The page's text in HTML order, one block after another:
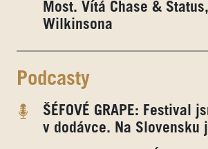
Most. Vítá Chase &
Wilkinsona
Podcasty
ŠÉFOVÉ GRAPE: Festival
v dodávce. Na Slovensku